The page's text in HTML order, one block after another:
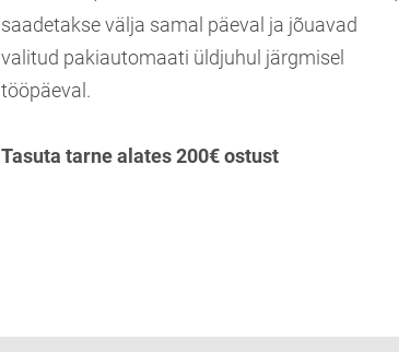
saadetakse välja samal päeval ja jõuavad
valitud pakiautomaati üldjuhul järgmisel
tööpäeval.
Tasuta tarne alates 200€ ostust